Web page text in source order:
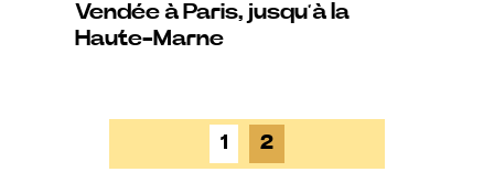
Vendée à Paris, jusqu’à la
Haute-Marne
1 2